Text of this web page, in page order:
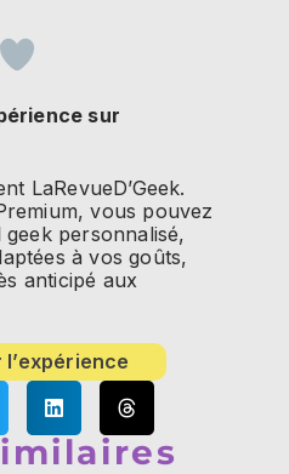
sur
LaRevueD’Geek.
vous pouvez
personnalisé,
à vos goûts,
anticipé aux